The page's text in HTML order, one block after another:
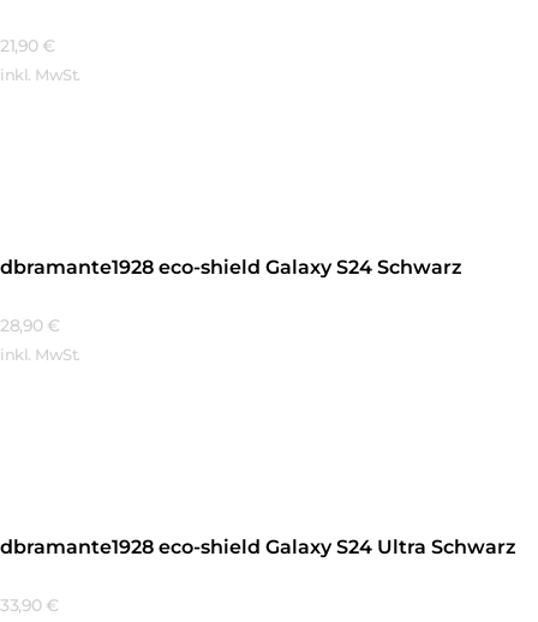
21,90 €
inkl. MwSt.
dbramante1928 eco-shield Galaxy S24 Schwarz
28,90 €
inkl. MwSt.
dbramante1928 eco-shield Galaxy S24 Ultra Schwarz
33,90 €